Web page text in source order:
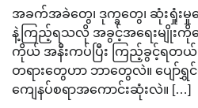
အခက်အခဲတွေ၊ ဒုက္ခတွေ၊ ဆုံးရှုံ
နဲ့ကြည့်ရသလို အခွင့်အရေးမျိုး
ကိုယ် အနီးကပ်ပြီး ကြည့်ခွင့်ရ
တရားတွေဟာ ဘာတွေလဲ။ ပျေ
ကျေနပ်စရာအကောင်းဆုံးလဲ။ […]